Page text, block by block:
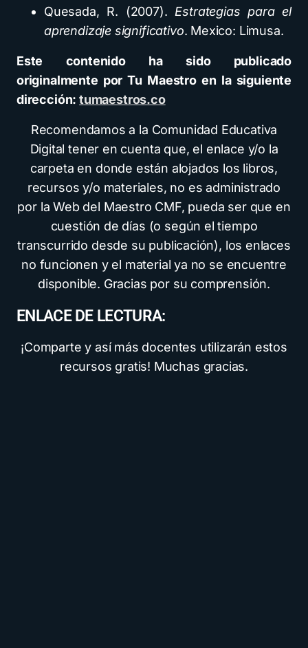
Quesada, R. (2007). Estrategias para el
aprendizaje significativo. Mexico: Limusa.
Este contenido ha sido publicado
originalmente por Tu Maestro en la siguiente
dirección:tumaestros.co
Recomendamos a la Comunidad Educativa
Digital tener en cuenta que, el enlace y/o la
carpeta en donde están alojados los libros,
recursos y/o materiales, no es administrado
por la Web del Maestro CMF, pueda ser que en
cuestión de días (o según el tiempo
transcurrido desde su publicación), los enlaces
no funcionen y el material ya no se encuentre
disponible. Gracias por su comprensión.
ENLACE DE LECTURA:
¡Comparte y así más docentes utilizarán estos
recursos gratis! Muchas gracias.